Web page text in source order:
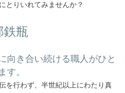
とりいれてみませんか？
鉄瓶
向き合い続ける職人がひと
す。
を行わず、半世紀以上にわたり真